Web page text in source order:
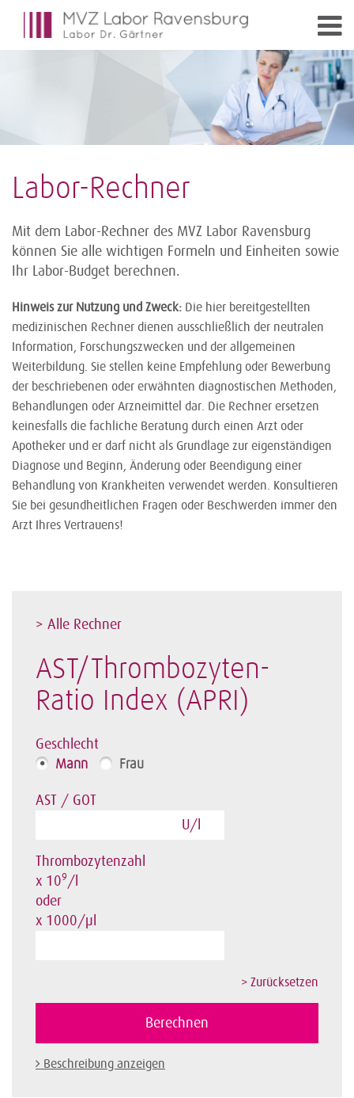
Labor-Rechner
Mit dem Labor-Rechner des MVZ Labor Ravensburg
können Sie alle wichtigen Formeln und Einheiten sowie
Ihr Labor-Budget berechnen.
Hinweis zur Nutzung und Zweck: Die hier bereitgestellten
medizinischen Rechner dienen ausschließlich der neutralen
Information, Forschungszwecken und der allgemeinen
Weiterbildung. Sie stellen keine Empfehlung oder Bewerbung
der beschriebenen oder erwähnten diagnostischen Methoden,
Behandlungen oder Arzneimittel dar. Die Rechner ersetzen
keinesfalls die fachliche Beratung durch einen Arzt oder
Apotheker und er darf nicht als Grundlage zur eigenständigen
Diagnose und Beginn, Änderung oder Beendigung einer
Behandlung von Krankheiten verwendet werden. Konsultieren
Sie bei gesundheitlichen Fragen oder Beschwerden immer den
Arzt Ihres Vertrauens!
> Alle Rechner
AST/Thrombozyten-
Ratio Index (APRI)
Geschlecht
Mann Frau
AST / GOT
U/l
Thrombozytenzahl
x 109 /l
oder
x 1000/µl
Beschreibung anzeigen